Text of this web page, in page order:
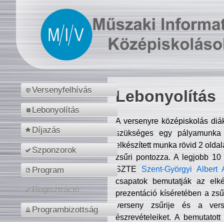
Versenyfelhívás
Lebonyolítás
Díjazás
Szponzorok
Program
Regisztráció
Programbizottság
Lebonyolítás
A versenyre középiskolás
szükséges egy
elkészített munka rövid 2
zsűri pontozza. A legjobb
SZTE Szent-Györgyi Albert
csapatok bemutatják az
prezentáció kíséretében a
verseny zsűrije és a
észrevételeiket. A